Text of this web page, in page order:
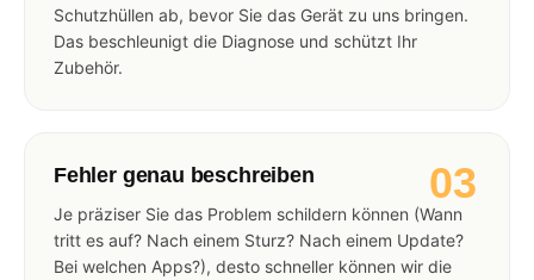
Schutzhüllen ab, bevor Sie das Gerät zu uns bringen.
Das beschleunigt die Diagnose und schützt Ihr
Zubehör.
03
Fehler genau beschreiben
Je präziser Sie das Problem schildern können (Wann
tritt es auf? Nach einem Sturz? Nach einem Update?
Bei welchen Apps?), desto schneller können wir die